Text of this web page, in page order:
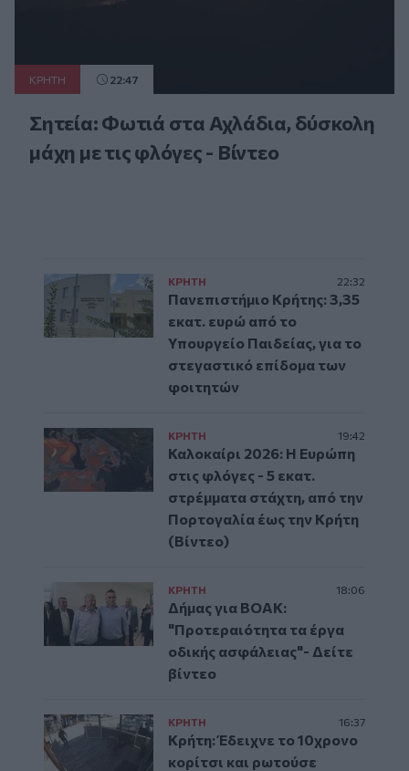
ΚΡΗΤΗ 22:47
Σητεία: Φωτιά στα Αχλάδια, δύσκολη
μάχη με τις φλόγες - Βίντεο
ΚΡΗΤΗ 22:32
Πανεπιστήμιο Κρήτης: 3,35
εκατ. ευρώ από το
Υπουργείο Παιδείας, για το
στεγαστικό επίδομα των
φοιτητών
ΚΡΗΤΗ 19:42
Καλοκαίρι 2026: Η Ευρώπη
στις φλόγες - 5 εκατ.
στρέμματα στάχτη, από την
Πορτογαλία έως την Κρήτη
(Βίντεο)
ΚΡΗΤΗ 18:06
Δήμας για ΒΟΑΚ:
"Προτεραιότητα τα έργα
οδικής ασφάλειας"- Δείτε
βίντεο
ΚΡΗΤΗ 16:37
Κρήτη: Έδειχνε το 10χρονο
κορίτσι και ρωτούσε